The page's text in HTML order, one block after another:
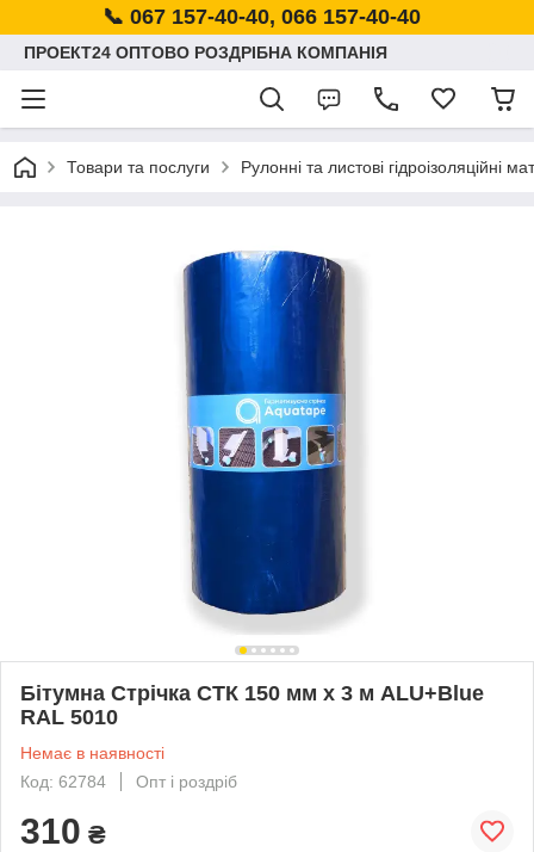
📞 067 157-40-40, 066 157-40-40
ПРОЕКТ24 ОПТОВО РОЗДРІБНА КОМПАНІЯ
Товари та послуги Рулонні та листові гідроізоляційні
Бітумна Стрічка СТК 150 мм х 3 м ALU+Blue
RAL 5010
Немає в наявності
Код: 62784
Опт і роздріб
310 ₴